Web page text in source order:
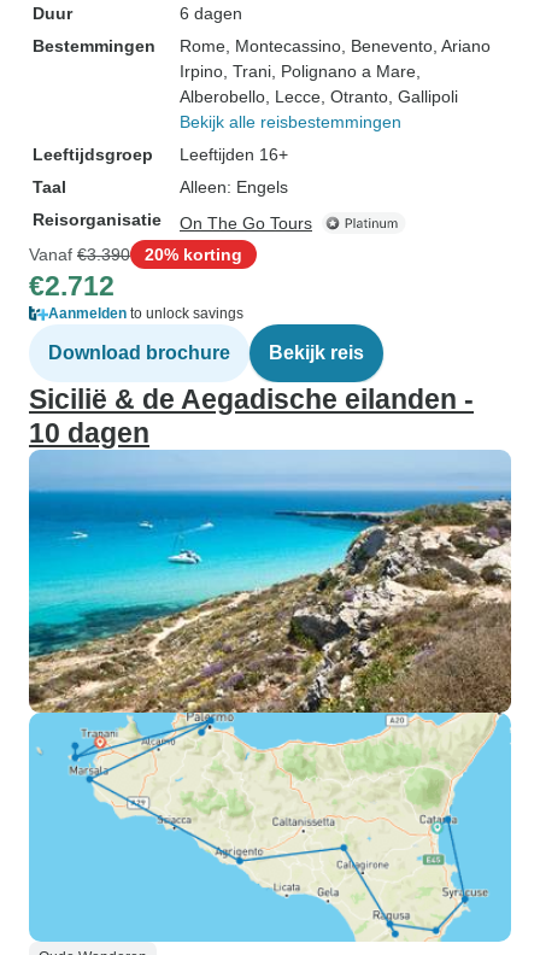
Duur
6 dagen
Bestemmingen
Rome , Montecassino , Benevento , Ariano
Irpino , Trani , Polignano a Mare
Alberobello , Lecce , Otranto , Gallipoli
Bekijk alle reisbestemmingen
Leeftijdsgroep
Leeftijden 16+
Taal
Alleen: Engels
Reisorganisatie
On The Go Tours
Vanaf €3.390 20% korting
€2.712
Aanmelden to unlock savings
Download brochure Bekijk reis
Sicilië & de Aegadische eilanden -
10 dagen